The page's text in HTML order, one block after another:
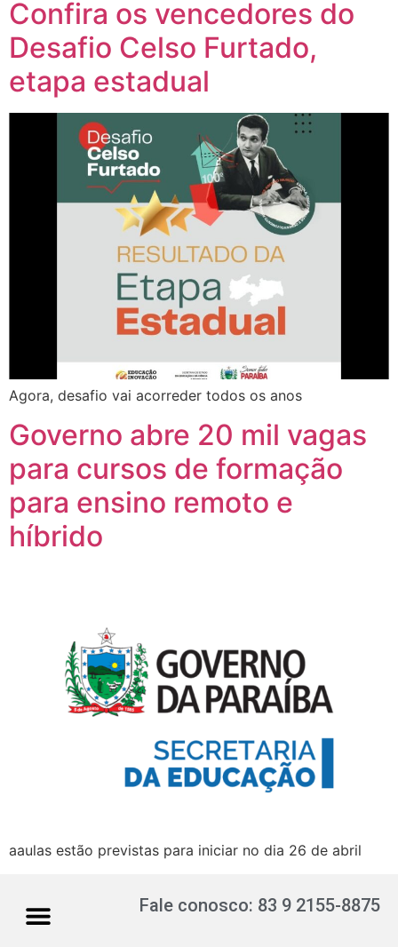
Confira os vencedores do
Desafio Celso Furtado,
etapa estadual
Agora, desafio vai acorreder todos os anos
Governo abre 20 mil vagas
para cursos de formação
para ensino remoto e
híbrido
aaulas estão previstas para iniciar no dia 26 de abril
Fale conosco: 83 9 2155-8875